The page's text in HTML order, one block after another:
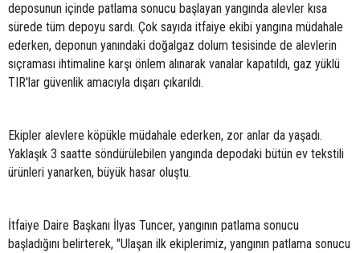
deposunun içinde patlama sonucu başlayan yangında alevler kısa
sürede tüm depoyu sardı. Çok sayıda itfaiye ekibi yangına müdahale
ederken, deponun yanındaki doğalgaz dolum tesisinde de alevlerin
sıçraması ihtimaline karşı önlem alınarak vanalar kapatıldı, gaz yüklü
TIR'lar güvenlik amacıyla dışarı çıkarıldı.
Ekipler alevlere köpükle müdahale ederken, zor anlar da yaşadı.
Yaklaşık 3 saatte söndürülebilen yangında depodaki bütün ev tekstili
ürünleri yanarken, büyük hasar oluştu.
İtfaiye Daire Başkanı İlyas Tuncer, yangının patlama sonucu
başladığını belirterek, "Ulaşan ilk ekiplerimiz, yangının patlama sonucu